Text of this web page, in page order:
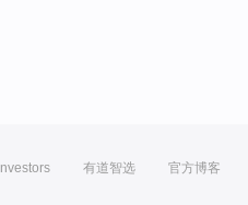
Investors 有道智选 官方博客